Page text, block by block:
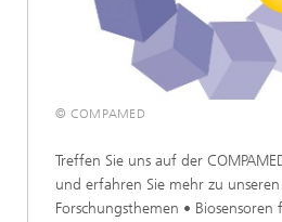
© COMPAMED
Treffen Sie uns auf der
und erfahren Sie mehr zu
Forschungsthemen • Biosensoren